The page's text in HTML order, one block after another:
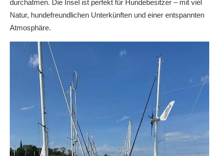
durchatmen. Die Insel ist perfekt für Hundebesitzer – mit viel
Natur, hundefreundlichen Unterkünften und einer entspannten
Atmosphäre.